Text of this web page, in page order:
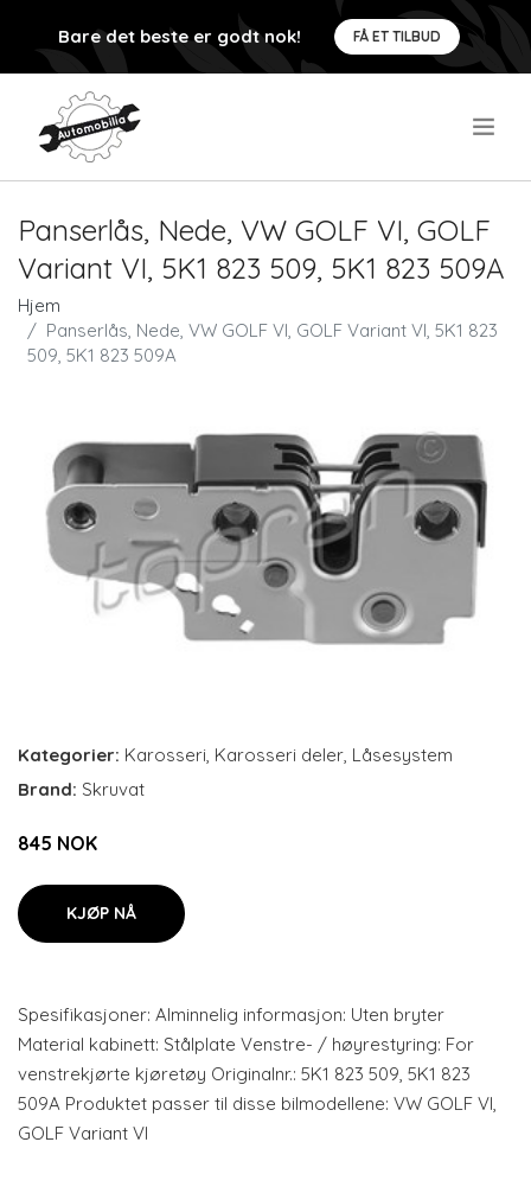
Bare det beste er godt nok! FÅ ET TILBUD
Panserlås, Nede, VW GOLF VI, GOLF
Variant VI, 5K1 823 509, 5K1 823 509A
Hjem
Panserlås, Nede, VW GOLF VI, GOLF Variant VI, 5K1 823
509, 5K1 823 509A
Kategorier: Karosseri Karosseri deler Låsesystem
Brand: Skruvat
845 NOK
KJØP NÅ
Spesifikasjoner: Alminnelig informasjon: Uten bryter
Material kabinett: Stålplate Venstre- / høyrestyring: For
venstrekjørte kjøretøy Originalnr.: 5K1 823 509, 5K1 823
509A Produktet passer til disse bilmodellene: VW GOLF VI,
GOLF Variant VI